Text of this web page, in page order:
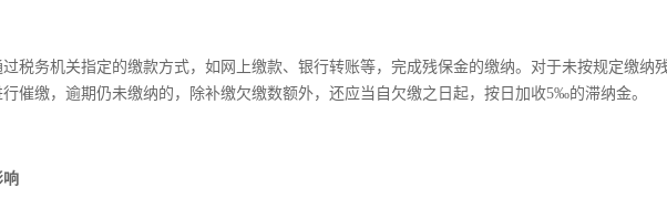
税务机关指定的缴款方式，如网上缴款、银行转账等，完成残保金的缴纳。对于未按规定缴纳
催缴，逾期仍未缴纳的，除补缴欠缴数额外，还应当自欠缴之日起，按日加收5‰的滞纳金。
响